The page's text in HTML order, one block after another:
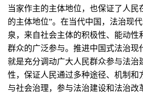
当家作主的主体地位，也保证了人民
的主体地位”。在当代中国，法治现
泉，来自社会主体的积极性、能动性
群众的广泛参与。推进中国式法治现
就是充分调动广大人民群众参与法治
性，保证人民通过多种途径、机制和
与社会治理，参与法治建设和法治改